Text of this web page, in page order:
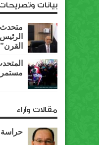
بيانات
متحدث
القرن”
مقالات وآراء
حراسة